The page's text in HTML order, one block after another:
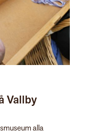
Vallby
alla